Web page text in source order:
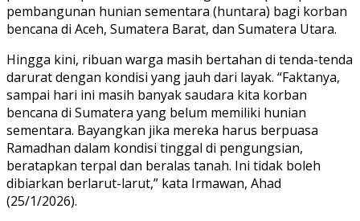
pembangunan hunian sementara (huntara) bagi korban
bencana di Aceh, Sumatera Barat, dan Sumatera Utara.
Hingga kini, ribuan warga masih bertahan di tenda-tenda
darurat dengan kondisi yang jauh dari layak. “Faktanya,
sampai hari ini masih banyak saudara kita korban
bencana di Sumatera yang belum memiliki hunian
sementara. Bayangkan jika mereka harus berpuasa
Ramadhan dalam kondisi tinggal di pengungsian,
beratapkan terpal dan beralas tanah. Ini tidak boleh
dibiarkan berlarut-larut,” kata Irmawan, Ahad
(25/1/2026).